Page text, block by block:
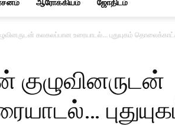
கலகலப்பான உரையாடல்… புதுயுகம்
குழுவினருடன்